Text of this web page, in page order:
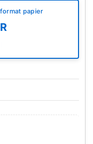
papier